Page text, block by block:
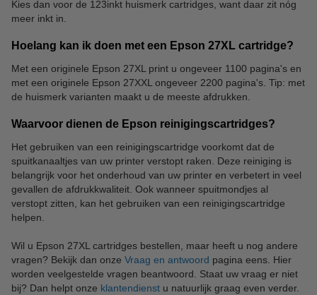
Kies dan voor de 123inkt huismerk cartridges, want daar zit nóg
meer inkt in.
Hoelang kan ik doen met een Epson 27XL cartridge?
Met een originele Epson 27XL print u ongeveer 1100 pagina's en
met een originele Epson 27XXL ongeveer 2200 pagina's. Tip: met
de huismerk varianten maakt u de meeste afdrukken.
Waarvoor dienen de Epson reinigingscartridges?
Het gebruiken van een reinigingscartridge voorkomt dat de
spuitkanaaltjes van uw printer verstopt raken. Deze reiniging is
belangrijk voor het onderhoud van uw printer en verbetert in veel
gevallen de afdrukkwaliteit. Ook wanneer spuitmondjes al
verstopt zitten, kan het gebruiken van een reinigingscartridge
helpen.
Wil u Epson 27XL cartridges bestellen, maar heeft u nog andere
vragen? Bekijk dan onze Vraag en antwoord pagina eens. Hier
worden veelgestelde vragen beantwoord. Staat uw vraag er niet
bij? Dan helpt onze klantendienst u natuurlijk graag even verder.